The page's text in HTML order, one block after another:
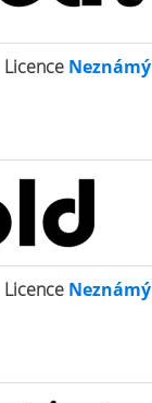
Licence Neznámý
Licence Neznámý